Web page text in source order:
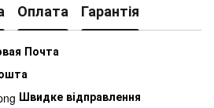
Оплата Гарантія
Почта
Швидке відправлення